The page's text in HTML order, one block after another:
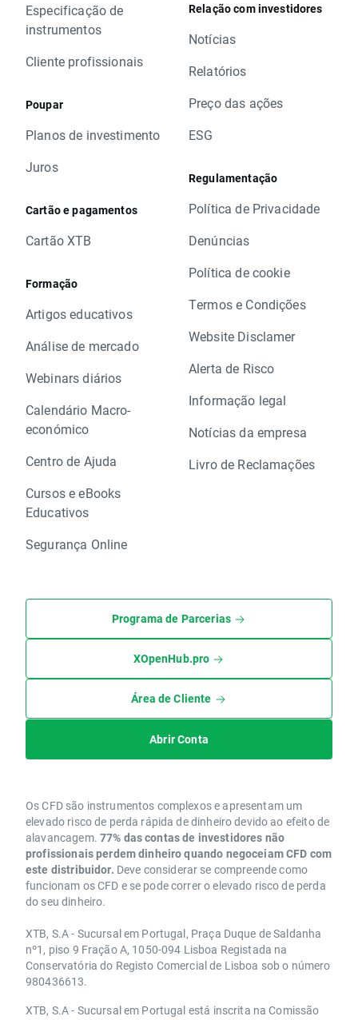
Especificação de
instrumentos
Cliente profissionais
Poupar
Planos de investimento
Juros
Cartão e pagamentos
Cartão XTB
Formação
Artigos educativos
Análise de mercado
Webinars diários
Calendário Macro-
económico
Centro de Ajuda
Cursos e eBooks
Educativos
Segurança Online
Relação com investidores
Notícias
Relatórios
Preço das ações
ESG
Regulamentação
Política de Privacidade
Denúncias
Política de cookie
Termos e Condições
Website Disclamer
Alerta de Risco
Informação legal
Notícias da empresa
Livro de Reclamações
Programa de Parcerias
XOpenHub.pro
Área de Cliente
Abrir Conta
Os CFD são instrumentos complexos e apresentam um
elevado risco de perda rápida de dinheiro devido ao efeito de
alavancagem. 77% das contas de investidores não
profissionais perdem dinheiro quando negoceiam CFD com
este distribuidor. Deve considerar se compreende como
funcionam os CFD e se pode correr o elevado risco de perda
do seu dinheiro.
XTB, S.A - Sucursal em Portugal, Praça Duque de Saldanha
nº1, piso 9 Fração A, 1050-094 Lisboa Registada na
Conservatória do Registo Comercial de Lisboa sob o número
980436613.
XTB, S.A - Sucursal em Portugal está inscrita na Comissão